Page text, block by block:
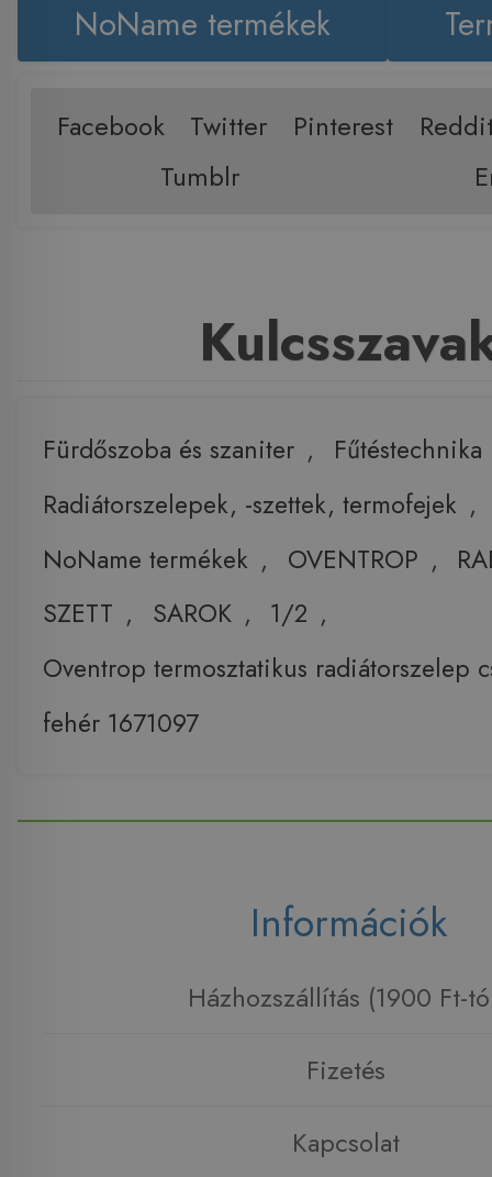
NoName termékek
Facebook Twitter Pinterest
Tumblr
Fürdőszoba és szaniter ,
Fűtéstechnika
Radiátorszelepek, -szettek, termofejek ,
NoName termékek , OVENTROP ,
SZETT , SAROK , 1/2 ,
Oventrop termosztatikus radiátorszelep
fehér 1671097
Információk
Házhozszállítás (1900 Ft-
Fizetés
Kapcsolat